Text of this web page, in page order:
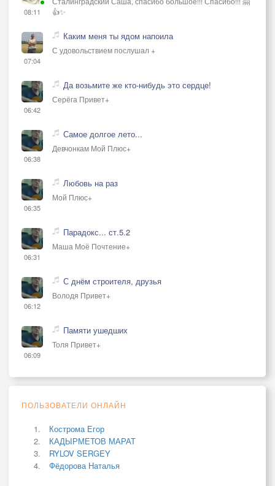
08:11
👍✨
07:04
Каким меня ты ядом напоила
С удовольствием послушал +
06:42
Да возьмите же кто-нибудь это сердце!
Серёга Привет+
06:38
Самое долгое лето...
Девчонкам Мой Плюс+
06:35
Любовь на раз
Мой Плюс+
06:31
Парадокс... ст.5.2
Маша Моё Почтение+
06:12
С днём строителя, друзья
Володя Привет+
06:09
Памяти ушедших
Толя Привет+
ПОЛЬЗОВАТЕЛИ ОНЛАЙН
Кострома Егор
КАДЫРМЕТОВ МАРАТ
RYLOV SERGEY
Фёдорова Наталья